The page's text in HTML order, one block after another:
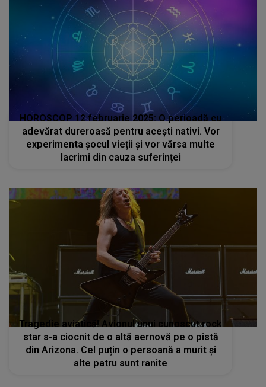
HOROSCOP 12 februarie 2025: O perioadă cu
adevărat dureroasă pentru acești nativi. Vor
experimenta șocul vieții și vor vărsa multe
lacrimi din cauza suferinței
Tragedie aviatică! Avionul unui cunoscut rock
star s-a ciocnit de o altă aernovă pe o pistă
din Arizona. Cel puțin o persoană a murit și
alte patru sunt ranite